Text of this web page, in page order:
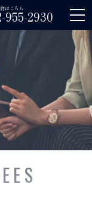
はこちら
955-2930